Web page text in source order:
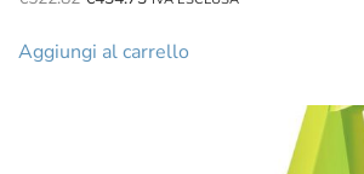
originaleattuale
Aggiungi al carrello